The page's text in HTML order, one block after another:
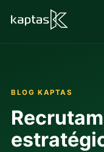
BLOG KAPTAS